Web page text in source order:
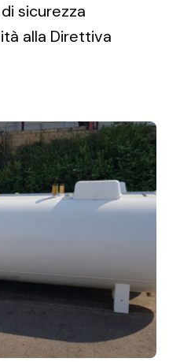
sicurezza
alla Direttiva